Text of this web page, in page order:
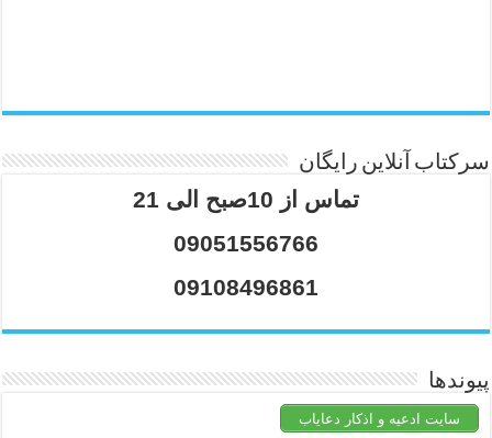
سرکتاب آنلاین رایگان
تماس از 10صبح الی 21
09051556766
09108496861
پیوندها
سایت ادعیه و اذکار دعایاب